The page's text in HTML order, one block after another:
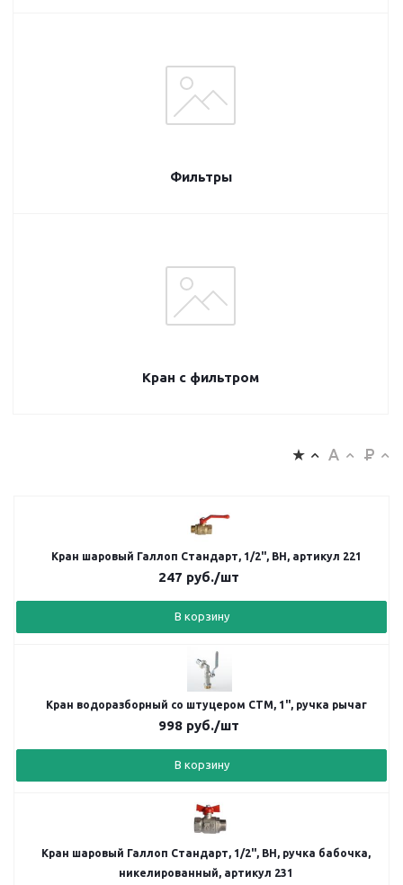
Фильтры
Кран с фильтром
Кран шаровый Галлоп Стандарт, 1/2", ВН, артикул 221
247 руб./шт
В корзину
Кран водоразборный со штуцером СТМ, 1", ручка рычаг
998руб./шт
В корзину
Кран шаровый Галлоп Стандарт, 1/2", ВН, ручка бабочка,
никелированный, артикул 231